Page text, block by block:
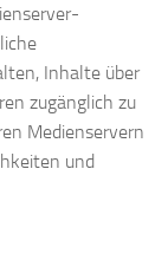
Inhalte über
zugänglich zu
Medienservern
und